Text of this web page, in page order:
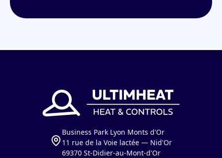
Business Park Lyon Monts d'Or
11 rue de la Voie lactée — Nid'Or
69370 St-Didier-au-Mont-d'Or